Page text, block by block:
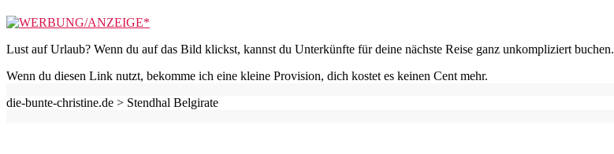
Lust auf Urlaub? Wenn du auf das Bild klickst, kannst du Unterkünfte für deine nächste Reise ganz unkompliziert buchen.
Wenn du diesen Link nutzt, bekomme ich eine kleine Provision, dich kostet es keinen Cent mehr.
die-bunte-christine.de > Stendhal Belgirate